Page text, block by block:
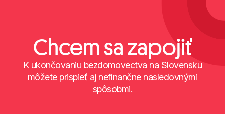
Chcem sa zapojiť
K ukončovaniu bezdomovectva na Slovensku
môžete prispieť aj nefinančne nasledovnými
spôsobmi.